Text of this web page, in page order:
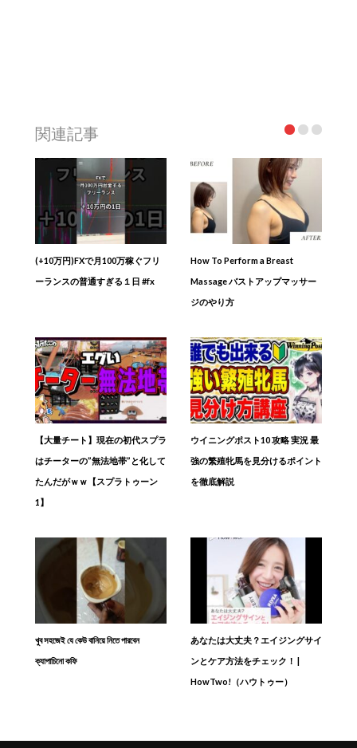
関連記事
(+10万円)FXで月100万稼ぐフリ
ーランスの普通すぎる１日 #fx
How To Perform a Breast
Massage バストアップマッサー
ジのやり方
【大量チート】現在の初代スプラ
はチーターの”無法地帯”と化して
たんだがｗｗ【スプラトゥーン
1】
ウイニングポスト10 攻略 実況 最
強の繁殖牝馬を見分けるポイント
を徹底解説
খুব সহজেই যে কেউ বানিয়ে নিতে পারবেন
ক্যাপাচিনো কফি
あなたは大丈夫？エイジングサイ
ンとケア方法をチェック！ |
HowTwo!（ハウトゥー）